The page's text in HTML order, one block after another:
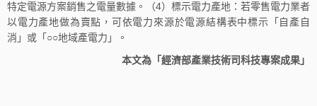
特定電源方案銷售之電量數據。（4）標示電力產地：若零售電力業者
以電力產地做為賣點，可依電力來源於電源結構表中標示「自產自
消」或「○○地域產電力」。
本文為「經濟部產業技術司科技專案成果」